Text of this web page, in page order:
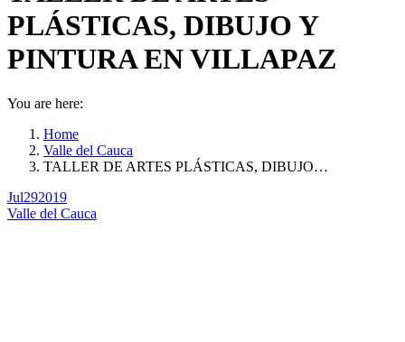
PLÁSTICAS, DIBUJO Y
PINTURA EN VILLAPAZ
You are here:
Home
Valle del Cauca
TALLER DE ARTES PLÁSTICAS, DIBUJO…
Jul292019
Valle del Cauca